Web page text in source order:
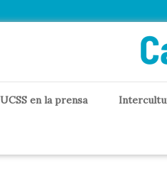
UCSS en la prensa